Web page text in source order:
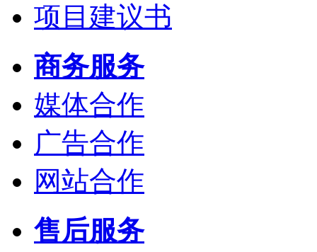
项目建议书
商务服务
媒体合作
广告合作
网站合作
售后服务